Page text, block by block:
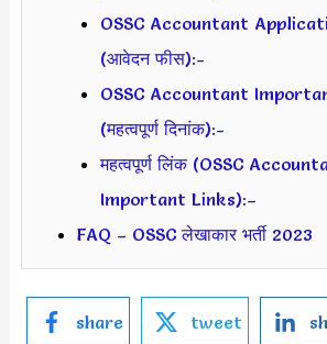
OSSC Accountant
(आवेदन फीस):-
OSSC Accountant
(महत्वपूर्ण दिनांक):-
महत्वपूर्ण लिंक (OSSC
Important Links):–
FAQ – OSSC लेखाकार भर्ती 2023
share tweet